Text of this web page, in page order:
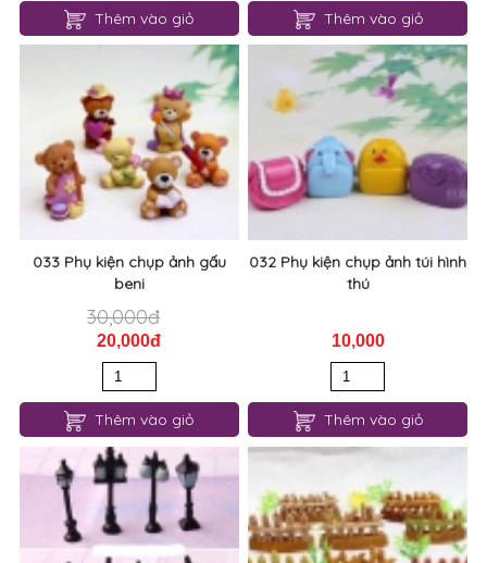
Thêm vào giỏ Thêm vào giỏ
033 Phụ kiện chụp ảnh gấu
beni
30,000đ
20,000đ
Thêm vào giỏ
032 Phụ kiện chụp ảnh túi hình
thú
10,000
Thêm vào giỏ